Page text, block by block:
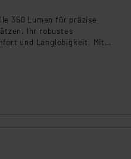
350 Lumen für präzise
Ihr robustes
und Langlebigkeit. Mit
und Spritzwasser –